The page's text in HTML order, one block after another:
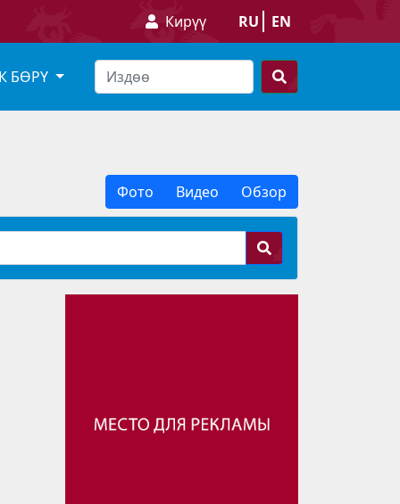
Кирүү RU EN
БӨРҮ
Фото Видео Обзор